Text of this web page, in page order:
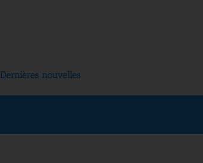
Dernières nouvelles